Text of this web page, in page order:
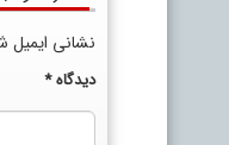
نشانی ایمیل
دیدگاه*